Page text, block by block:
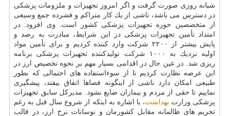
شبانه روزی صورت گرفت و اگر امروز تجهیزات و ملزومات پزشكی
در دسترس می باشد، ناشی از یك كار متراكم و فشرده جمع وسیعی
از متخصصین حوزه تجهیزات پزشكی كشور است. وی افزود: در
امتداد تأمین تجهیزات پزشكی در این شرایط، مبادرت به رصد و
پایش بیشتر از ۲۲۰۰ شركت وارد كننده كردیم و برای تأمین مواد
اولیه نزدیك به ۱۰۰۰ شركت تولیدكننده تجهیزات پزشكی برنامه
ریزی شد. در عین حال در اقدامی بسیار مهم بر نحوه تخصیص ارز در
این عرصه نظارت كردیم تا از سوءاستفاده های احتمالی كه بطور
طبیعی امكان دارد ناشی از اینگونه فضاها اتفاق بیفتد، پیشگیری
نماییم تا حقی از مردم و بیماران ضایع نشود. مدیركل سابق تجهیزات
پزشكی وزارت بهداشت، با اشاره به اینكه از شروع سال قبل به رغم
تحریم های ظالمانه مقابل كشورمان و نوسانات نرخ ارز، در قالب